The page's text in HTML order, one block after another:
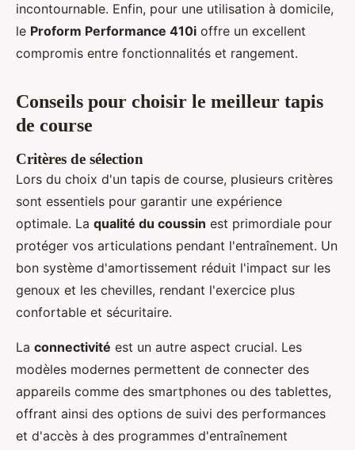
incontournable. Enfin, pour une utilisation à domicile,
le Proform Performance 410i offre un excellent
compromis entre fonctionnalités et rangement.
Conseils pour choisir le meilleur tapis
de course
Critères de sélection
Lors du choix d'un tapis de course, plusieurs critères
sont essentiels pour garantir une expérience
optimale. La qualité du coussin est primordiale pour
protéger vos articulations pendant l'entraînement. Un
bon système d'amortissement réduit l'impact sur les
genoux et les chevilles, rendant l'exercice plus
confortable et sécuritaire.
La connectivité est un autre aspect crucial. Les
modèles modernes permettent de connecter des
appareils comme des smartphones ou des tablettes,
offrant ainsi des options de suivi des performances
et d'accès à des programmes d'entraînement